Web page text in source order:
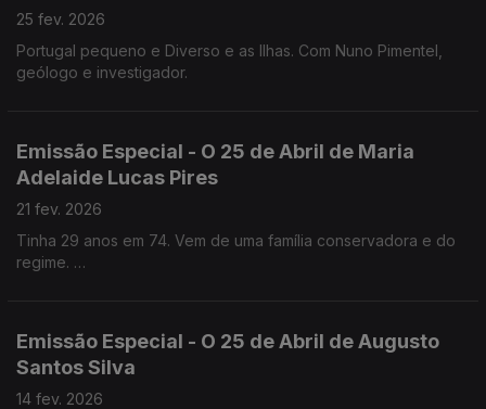
25 fev. 2026
Portugal pequeno e Diverso e as Ilhas. Com Nuno Pimentel,
geólogo e investigador.
Emissão Especial - O 25 de Abril de Maria
Adelaide Lucas Pires
21 fev. 2026
Tinha 29 anos em 74. Vem de uma família conservadora e do
regime.
Emissão Especial - O 25 de Abril de Augusto
Santos Silva
14 fev. 2026